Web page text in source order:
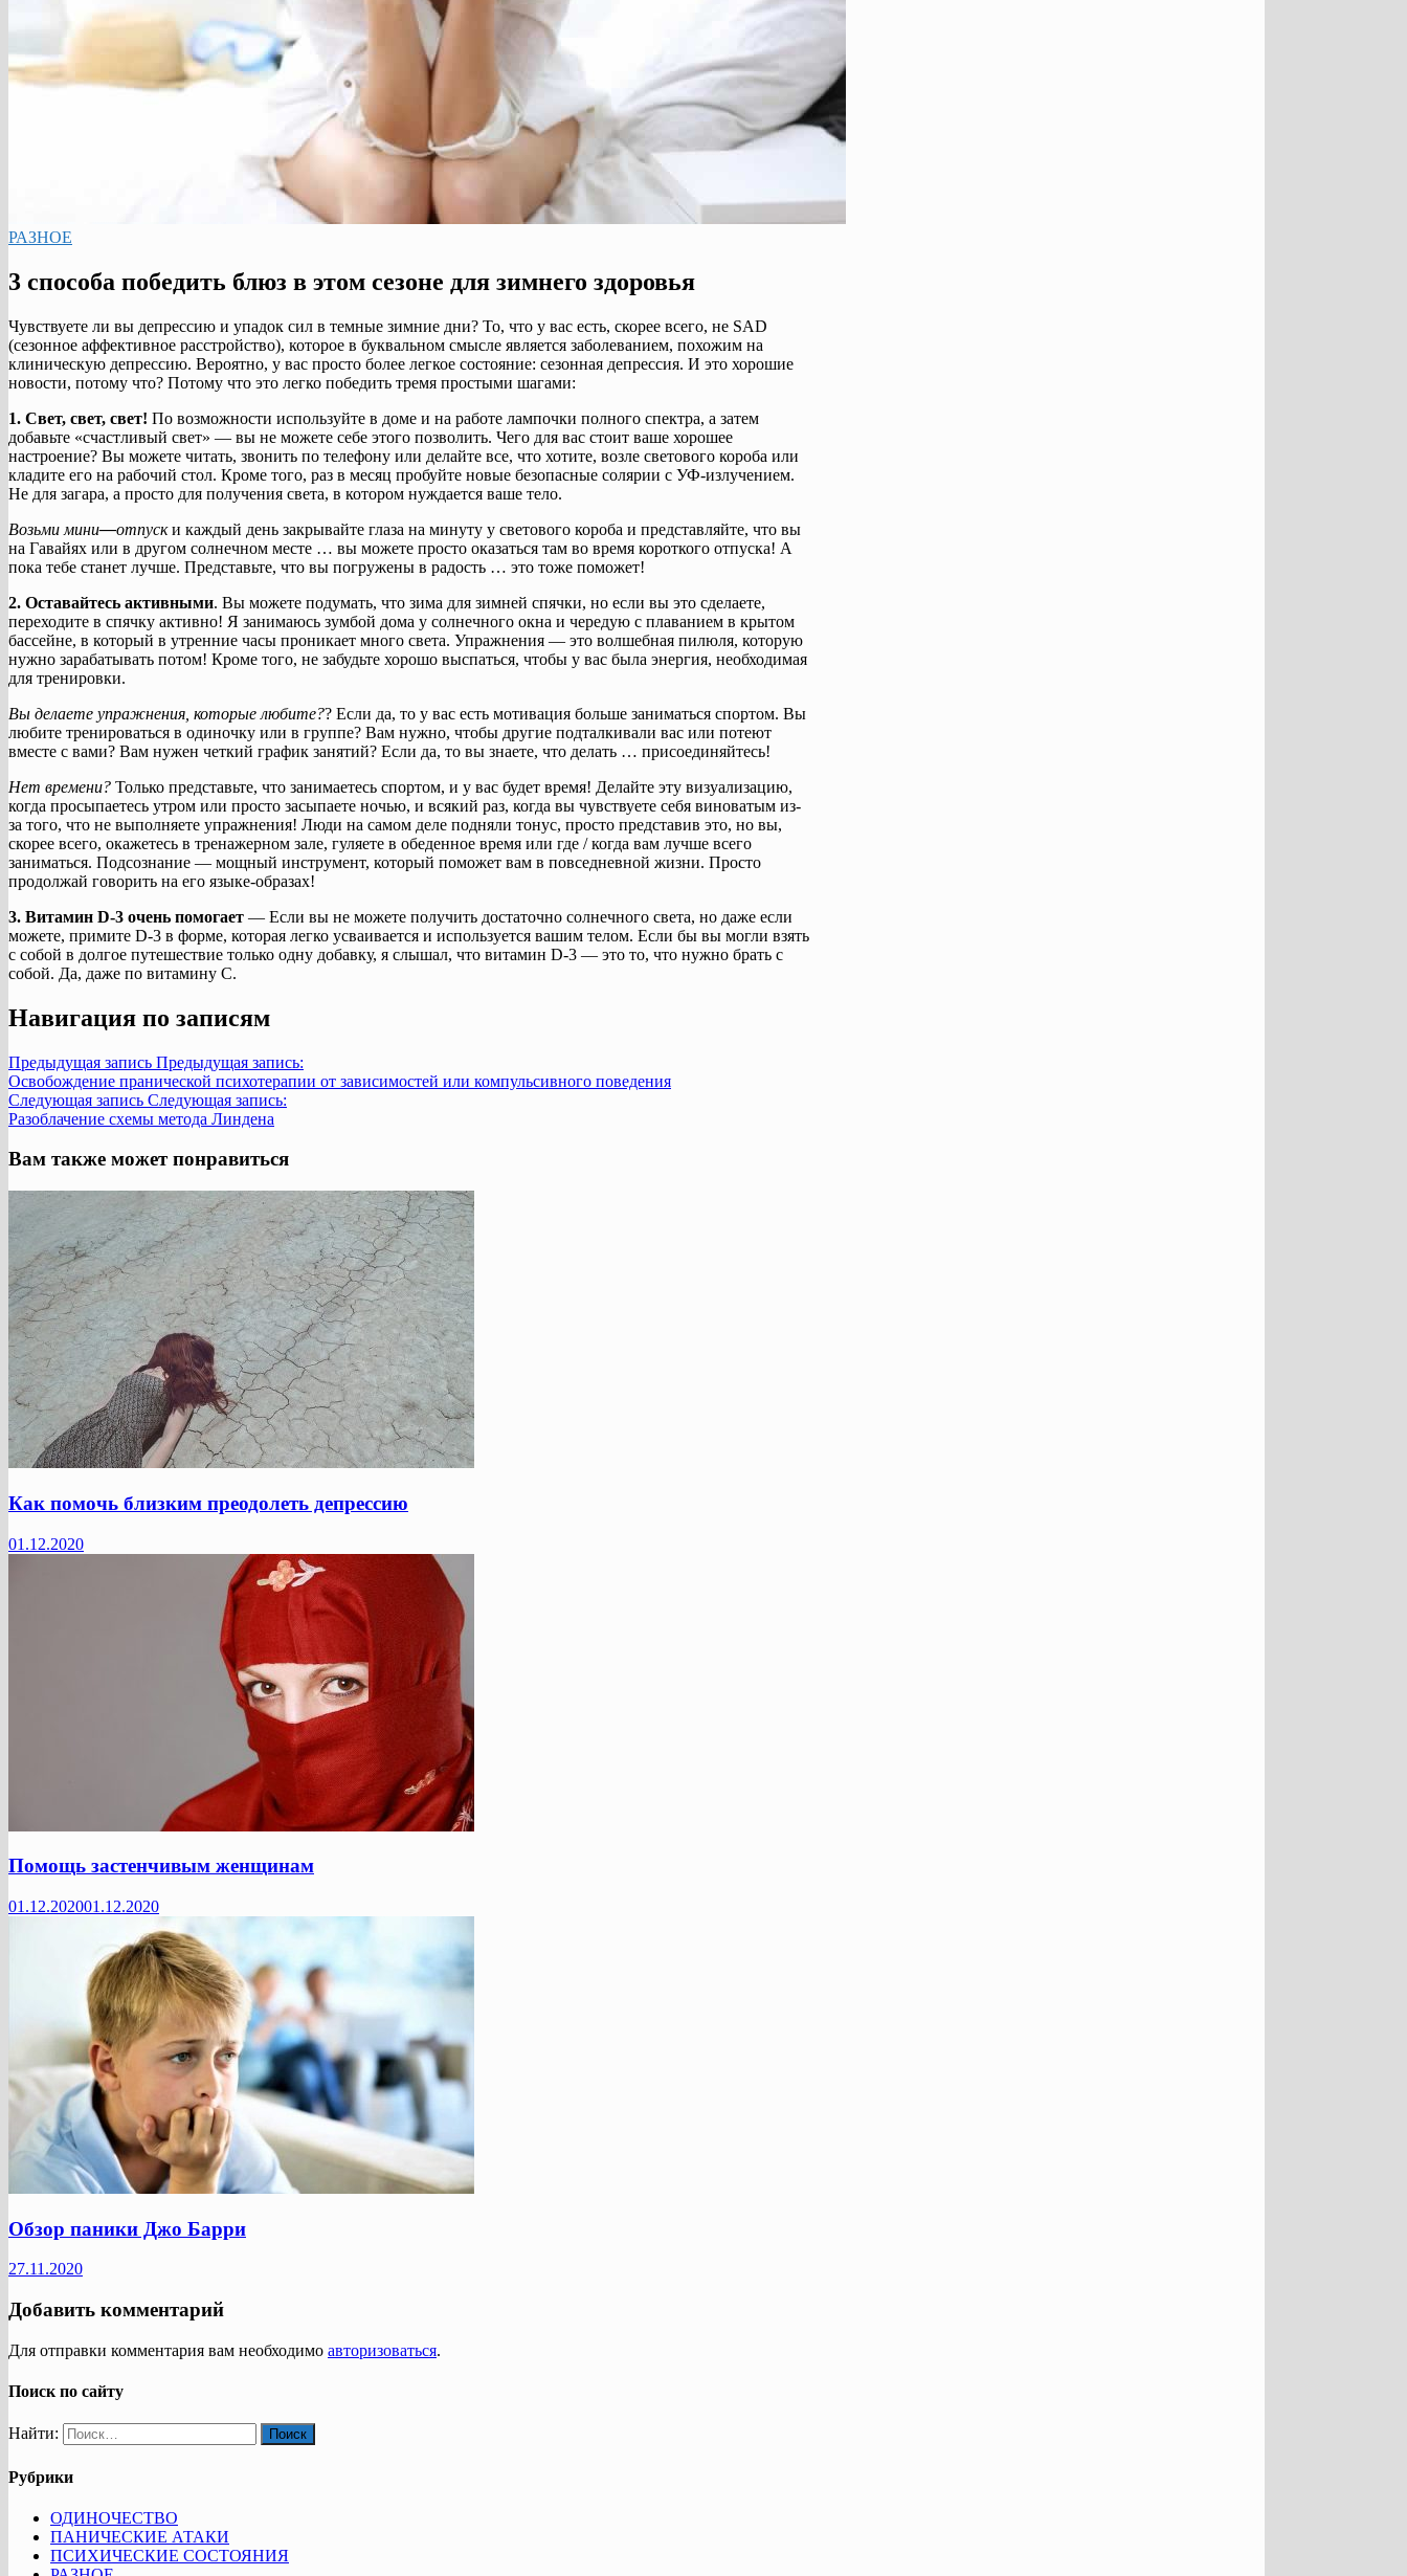
РАЗНОЕ
3 способа победить блюз в этом сезоне для зимнего здоровья
Чувствуете ли вы депрессию и упадок сил в темные зимние дни? То, что у вас есть, скорее всего, не SAD
(сезонное аффективное расстройство), которое в буквальном смысле является заболеванием, похожим на
клиническую депрессию. Вероятно, у вас просто более легкое состояние: сезонная депрессия. И это хорошие
новости, потому что? Потому что это легко победить тремя простыми шагами:
1. Свет, свет, свет! По возможности используйте в доме и на работе лампочки полного спектра, а затем
добавьте «счастливый свет» — вы не можете себе этого позволить. Чего для вас стоит ваше хорошее
настроение? Вы можете читать, звонить по телефону или делайте все, что хотите, возле светового короба или
кладите его на рабочий стол. Кроме того, раз в месяц пробуйте новые безопасные солярии с УФ-излучением.
Не для загара, а просто для получения света, в котором нуждается ваше тело.
Возьми мини—отпуски каждый день закрывайте глаза на минуту у светового короба и представляйте, что вы
на Гавайях или в другом солнечном месте … вы можете просто оказаться там во время короткого отпуска! А
пока тебе станет лучше. Представьте, что вы погружены в радость … это тоже поможет!
2. Оставайтесь активными. Вы можете подумать, что зима для зимней спячки, но если вы это сделаете,
переходите в спячку активно! Я занимаюсь зумбой дома у солнечного окна и чередую с плаванием в крытом
бассейне, в который в утренние часы проникает много света. Упражнения — это волшебная пилюля, которую
нужно зарабатывать потом! Кроме того, не забудьте хорошо выспаться, чтобы у вас была энергия, необходимая
для тренировки.
Вы делаете упражнения, которые любите?? Если да, то у вас есть мотивация больше заниматься спортом. Вы
любите тренироваться в одиночку или в группе? Вам нужно, чтобы другие подталкивали вас или потеют
вместе с вами? Вам нужен четкий график занятий? Если да, то вы знаете, что делать … присоединяйтесь!
Нет времени? Только представьте, что занимаетесь спортом, и у вас будет время! Делайте эту визуализацию,
когда просыпаетесь утром или просто засыпаете ночью, и всякий раз, когда вы чувствуете себя виноватым из-
за того, что не выполняете упражнения! Люди на самом деле подняли тонус, просто представив это, но вы,
скорее всего, окажетесь в тренажерном зале, гуляете в обеденное время или где / когда вам лучше всего
заниматься. Подсознание — мощный инструмент, который поможет вам в повседневной жизни. Просто
продолжай говорить на его языке-образах!
3. Витамин D-3 очень помогает — Если вы не можете получить достаточно солнечного света, но даже если
можете, примите D-3 в форме, которая легко усваивается и используется вашим телом. Если бы вы могли взять
с собой в долгое путешествие только одну добавку, я слышал, что витамин D-3 — это то, что нужно брать с
собой. Да, даже по витамину С.
Навигация по записям
Предыдущая запись Предыдущая запись:
Освобождение пранической психотерапии от зависимостей или компульсивного поведения
Следующая запись Следующая запись:
Разоблачение схемы метода Линдена
Вам также может понравиться
Как помочь близким преодолеть депрессию
01.12.2020
Помощь застенчивым женщинам
01.12.202001.12.2020
Обзор паники Джо Барри
27.11.2020
Добавить комментарий
Для отправки комментария вам необходимо авторизоваться.
Поиск по сайту
Найти:
Рубрики
ОДИНОЧЕСТВО
ПАНИЧЕСКИЕ АТАКИ
ПСИХИЧЕСКИЕ СОСТОЯНИЯ